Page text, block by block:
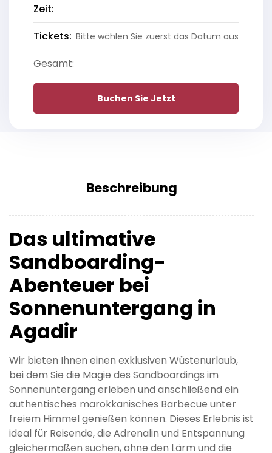
Zeit:
Tickets: Bitte wählen Sie zuerst das Datum aus
Gesamt:
Buchen Sie Jetzt
Beschreibung
Das ultimative
Sandboarding-
Abenteuer bei
Sonnenuntergang in
Agadir
Wir bieten Ihnen einen exklusiven Wüstenurlaub,
bei dem Sie die Magie des Sandboardings im
Sonnenuntergang erleben und anschließend ein
authentisches marokkanisches Barbecue unter
freiem Himmel genießen können. Dieses Erlebnis ist
ideal für Reisende, die Adrenalin und Entspannung
gleichermaßen suchen, ohne den Lärm und die